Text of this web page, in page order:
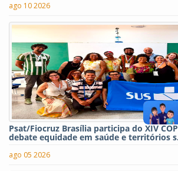
ago 10 2026
Psat/Fiocruz Brasília participa do XIV
debate equidade em saúde e territórios
ago 05 2026